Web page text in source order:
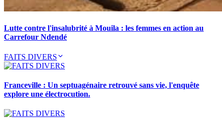
Lutte contre l'insalubrité à Mouila : les femmes en action au
Carrefour Ndendé
FAITS DIVERS
Franceville : Un septuagénaire retrouvé sans vie, l'enquête
explore une électrocution.